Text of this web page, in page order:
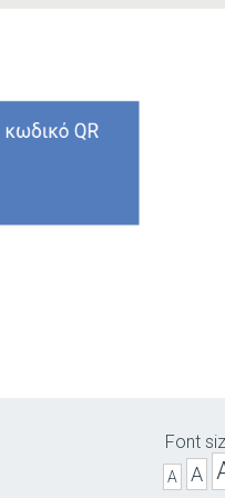
Font
A A